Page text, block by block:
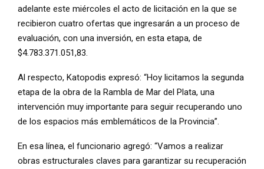
adelante este miércoles el acto de licitación en la que se
recibieron cuatro ofertas que ingresarán a un proceso de
evaluación, con una inversión, en esta etapa, de
$4.783.371.051,83.
Al respecto, Katopodis expresó: “Hoy licitamos la segunda
etapa de la obra de la Rambla de Mar del Plata, una
intervención muy importante para seguir recuperando uno
de los espacios más emblemáticos de la Provincia”.
En esa línea, el funcionario agregó: “Vamos a realizar
obras estructurales claves para garantizar su recuperación